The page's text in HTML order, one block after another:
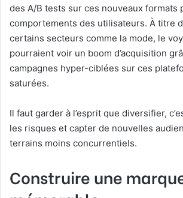
des A/B tests sur ces nouveaux formats
comportements des utilisateurs. À titre
certains secteurs comme la mode, le
pourraient voir un boom d’acquisition
campagnes hyper-ciblées sur ces
saturées.
Il faut garder à l’esprit que diversifier,
les risques et capter de nouvelles
terrains moins concurrentiels.
Construire une